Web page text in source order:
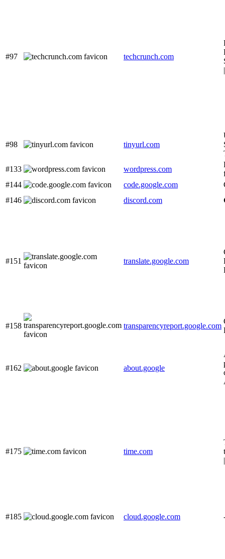
#97 techcrunch.com
#98 tinyurl.com
#133
wordpress.com
#144
code.google.com
#146
discord.com
#151 translate.google.com
#158 transparencyreport.google.com
#162 about.google
#175 time.com
#185 cloud.google.com